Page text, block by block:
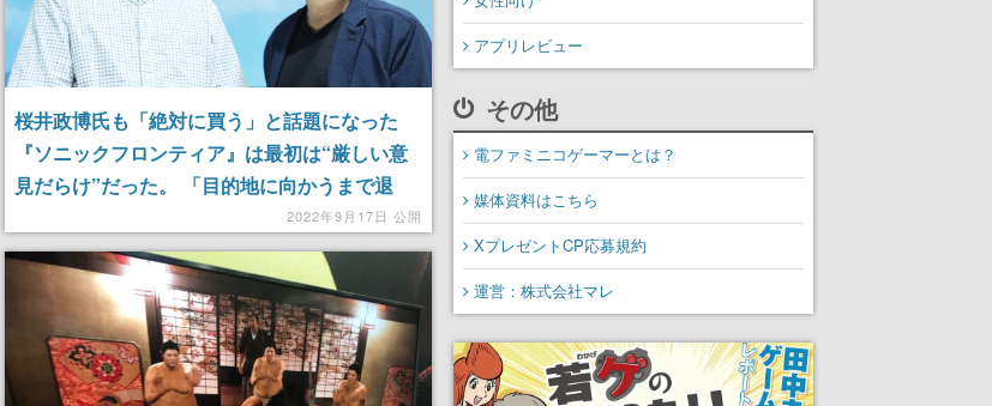
桜井政博氏も「絶対に買う」と話題になった
『ソニックフロンティア』は最初は“厳しい意
見だらけ”だった。 「目的地に向かうまで退
屈」「なにも起こらない」「草原だけ」を解決
した本作の新要素について聞いてみた
2022年9月17日 公開
アプリレビュー
その他
電ファミニコゲーマーとは？
媒体資料はこちら
XプレゼントCP応募規約
運営：株式会社マレ